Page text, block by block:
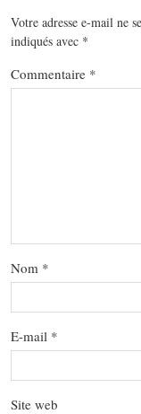
Votre adresse e-mail ne
indiqués avec *
Commentaire *
Nom *
E-mail *
Site web